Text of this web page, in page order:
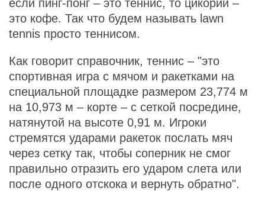
если пинг-понг – это теннис, то цикорий –
это кофе. Так что будем называть lawn
tennis просто теннисом.
Как говорит справочник, теннис – "это
спортивная игра с мячом и ракетками на
специальной площадке размером 23,774 м
на 10,973 м – корте – с сеткой посредине,
натянутой на высоте 0,91 м. Игроки
стремятся ударами ракеток послать мяч
через сетку так, чтобы соперник не смог
правильно отразить его ударом слета или
после одного отскока и вернуть обратно".